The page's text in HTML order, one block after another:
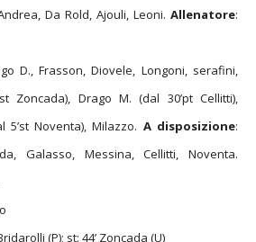
Zoncada), Drago M. (dal 30’pt Cellitti),
5’st Noventa), Milazzo.A disposizione
Galasso, Messina, Cellitti, Noventa.
(P); st: 44’ Zoncada (U)
al 10’ è calcio di rigore per Sinigaglia. Il